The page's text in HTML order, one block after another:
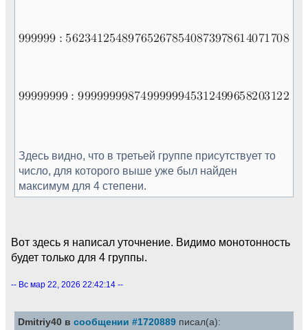
Здесь видно, что в третьей группе присутствует то
число, для которого выше уже был найден
максимум для 4 степени.
Вот здесь я написал уточнение. Видимо монотонность
будет только для 4 группы.
-- Вс мар 22, 2026 22:42:14 --
Dmitriy40 в сообщении #1720889 писал(а):